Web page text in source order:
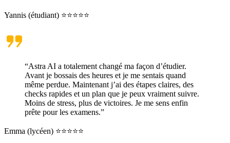
Yannis (étudiant) ⭐⭐⭐⭐⭐
“Astra AI a totalement changé ma façon d’étudier.
Avant je bossais des heures et je me sentais quand
même perdue. Maintenant j’ai des étapes claires, des
checks rapides et un plan que je peux vraiment suivre.
Moins de stress, plus de victoires. Je me sens enfin
prête pour les examens.”
Emma (lycéen) ⭐⭐⭐⭐⭐